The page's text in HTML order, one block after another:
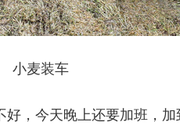
小麦装车
，今天晚上还要加班，加